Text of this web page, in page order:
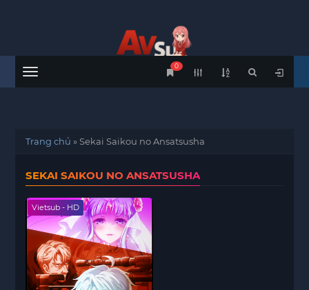
Menu
0
Trang chủ »Sekai Saikou no Ansatsusha
SEKAI SAIKOU NO ANSATSUSHA
Vietsub - HD